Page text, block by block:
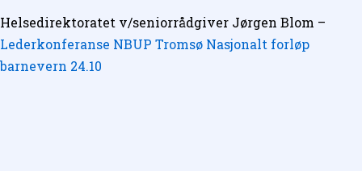
Helsedirektoratet v/seniorrådgiver Jørgen Blom –
Lederkonferanse NBUP Tromsø Nasjonalt forløp
barnevern 24.10